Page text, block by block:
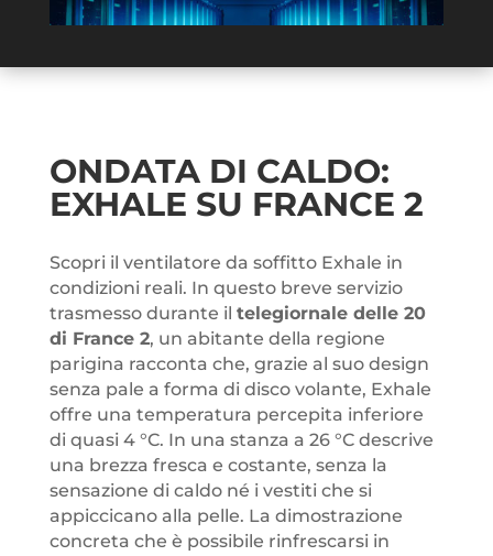
ONDATA DI CALDO:
EXHALE SU FRANCE 2
Scopri il ventilatore da soffitto Exhale in
condizioni reali. In questo breve servizio
trasmesso durante il telegiornale delle 20
di France 2, un abitante della regione
parigina racconta che, grazie al suo design
senza pale a forma di disco volante, Exhale
offre una temperatura percepita inferiore
di quasi 4 °C. In una stanza a 26 °C descrive
una brezza fresca e costante, senza la
sensazione di caldo né i vestiti che si
appiccicano alla pelle. La dimostrazione
concreta che è possibile rinfrescarsi in